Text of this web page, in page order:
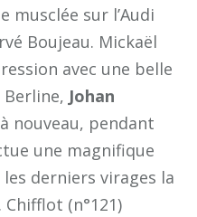
musclée sur l’Audi
Boujeau. Mickaël
avec une belle
Berline, Johan
nouveau, pendant
une magnifique
derniers virages la
(n°121)